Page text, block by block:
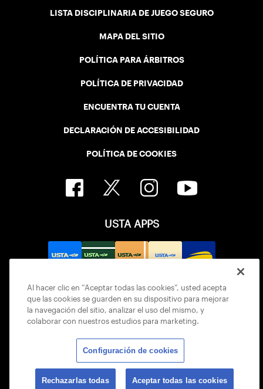
LISTA DISCIPLINARIA DE JUEGO SEGURO
MAPA DEL SITIO
POLÍTICA PARA ÁRBITROS
POLÍTICA DE PRIVACIDAD
ENCUENTRA TU CUENTA
DECLARACIÓN DE ACCESIBILIDAD
POLÍTICA DE COOKIES
USTA APPS
© 2026 USTA ALL RIGHTS RESERVED
Al hacer clic en “Aceptar todas las cookies”, usted acepta
que las cookies se guarden en su dispositivo para mejorar
la navegación del sitio, analizar el uso del mismo, y
colaborar con nuestros estudios para marketing.
Configuración de cookies
Rechazarlas todas Aceptar todas las cookies